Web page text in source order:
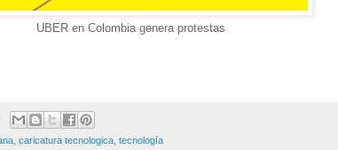
UBER en Colombia genera protestas
caricatura tecnologica tecnología